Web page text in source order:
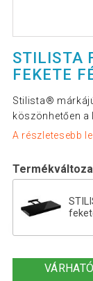
STILISTA
FEKETE
Stilista®
köszönhetően a
A részletesebb